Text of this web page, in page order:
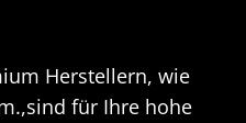
Herstellern, wie
für Ihre hohe